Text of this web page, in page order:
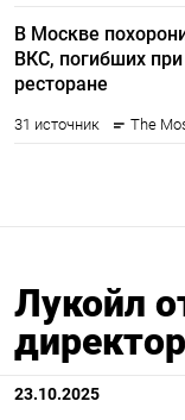
Лукойл
23.10.2025